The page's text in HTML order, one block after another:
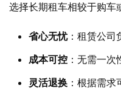
选择长期租车相较于购车
省心无忧：租赁公司
成本可控 ：无需一次
灵活退换 ：根据需求